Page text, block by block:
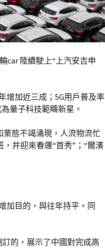
car 陸續駛上“上汽安吉申
增加近三成；5G用戶普及率
量子科技範疇新星。
態不竭涌現，人流物流忙
并迎來春運“首秀”；“爾濱
加目的，與往年持平。同
的，展示了中國對完成高